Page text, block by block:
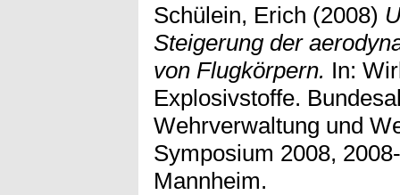
Schülein, Erich (2008)
Steigerung der
von Flugkörpern. In:
Explosivstoffe.
Wehrverwaltung und
Symposium 2008,
Mannheim.